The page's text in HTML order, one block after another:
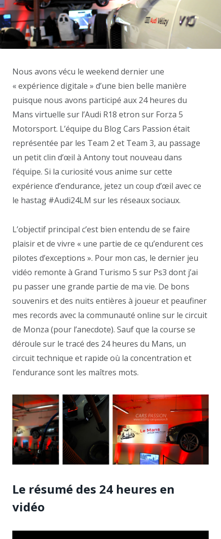
Nous avons vécu le weekend dernier une
« expérience digitale » d’une bien belle manière
puisque nous avons participé aux 24 heures du
Mans virtuelle sur l’Audi R18 etron sur Forza 5
Motorsport. L’équipe du Blog Cars Passion était
représentée par les Team 2 et Team 3, au passage
un petit clin d’œil à Antony tout nouveau dans
l’équipe. Si la curiosité vous anime sur cette
expérience d’endurance, jetez un coup d’œil avec ce
le hastag #Audi24LM sur les réseaux sociaux.
L’objectif principal c’est bien entendu de se faire
plaisir et de vivre « une partie de ce qu’endurent ces
pilotes d’exceptions ». Pour mon cas, le dernier jeu
vidéo remonte à Grand Turismo 5 sur Ps3 dont j’ai
pu passer une grande partie de ma vie. De bons
souvenirs et des nuits entières à joueur et peaufiner
mes records avec la communauté online sur le circuit
de Monza (pour l’anecdote). Sauf que la course se
déroule sur le tracé des 24 heures du Mans, un
circuit technique et rapide où la concentration et
l’endurance sont les maîtres mots.
Le résumé des 24 heures en
vidéo